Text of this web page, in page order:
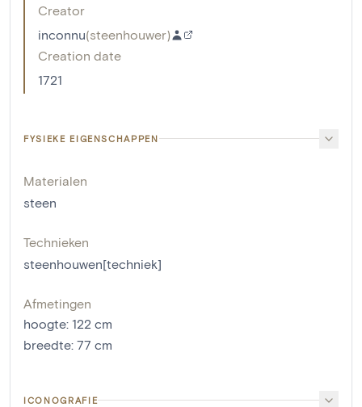
Creator
inconnu(steenhouwer)
Creation date
1721
FYSIEKE EIGENSCHAPPEN
Materialen
steen
Technieken
steenhouwen[techniek]
Afmetingen
hoogte: 122 cm
breedte: 77 cm
ICONOGRAFIE